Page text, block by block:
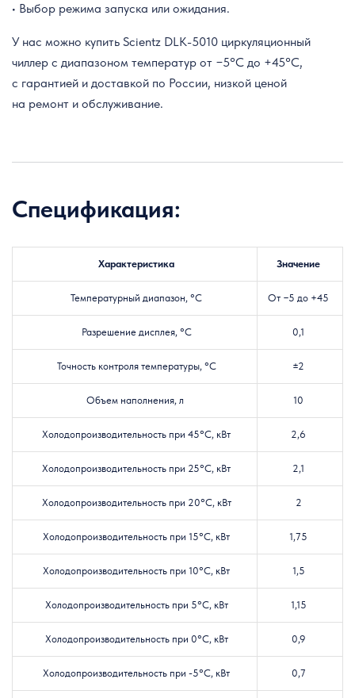
• Выбор режима запуска или ожидания.
У нас можно купить Scientz DLK-5010 циркуляционный
чиллер с диапазоном температур от −5°C до +45°C,
с гарантией и доставкой по России, низкой ценой
на ремонт и обслуживание.
Спецификация:
Характеристика Значение
Температурный диапазон, °C От −5 до +45
Разрешение дисплея, °C 0,1
Точность контроля температуры, °C ±2
Объем наполнения, л 10
Холодопроизводительность при 45°C, кВт 2,6
Холодопроизводительность при 25°C, кВт 2,1
Холодопроизводительность при 20°C, кВт 2
Холодопроизводительность при 15°C, кВт 1,75
Холодопроизводительность при 10°C, кВт 1,5
Холодопроизводительность при 5°C, кВт 1,15
Холодопроизводительность при 0°C, кВт 0,9
Холодопроизводительность при -5°C, кВт 0,7